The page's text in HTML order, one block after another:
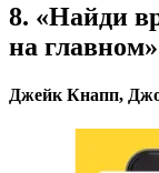
8. «Найди
на главном»
Джейк Кнапп,